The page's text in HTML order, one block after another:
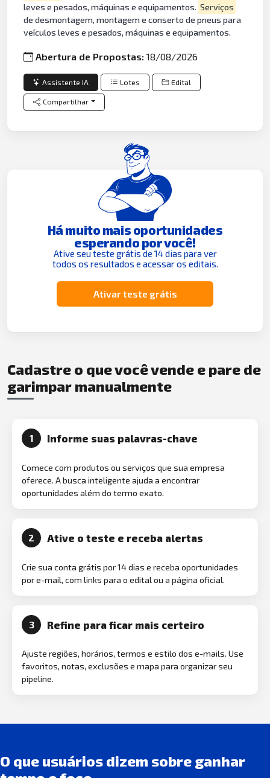
leves e pesados, máquinas e equipamentos. Serviços
de desmontagem, montagem e conserto de pneus para
veículos leves e pesados, máquinas e equipamentos.
Abertura de Propostas:18/08/2026
Assistente IA Lotes Edital
Compartilhar
Há muito mais oportunidades
esperando por você!
Ative seu teste grátis de 14 dias para ver
todos os resultados e acessar os editais.
Ativar teste grátis
Cadastre o que você vende e pare de
garimpar manualmente
1 Informe suas palavras-chave
Comece com produtos ou serviços que sua empresa
oferece. A busca inteligente ajuda a encontrar
oportunidades além do termo exato.
2 Ative o teste e receba alertas
Crie sua conta grátis por 14 dias e receba oportunidades
por e-mail, com links para o edital ou a página oficial.
3 Refine para ficar mais certeiro
Ajuste regiões, horários, termos e estilo dos e-mails. Use
favoritos, notas, exclusões e mapa para organizar seu
pipeline.
O que usuários dizem sobre ganhar